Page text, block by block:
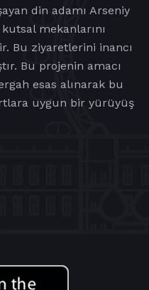
din adamı Arseniy
mekanlarını
Bu ziyaretlerini inancı
Bu projenin amacı
esas alınarak bu
uygun bir yürüyüş